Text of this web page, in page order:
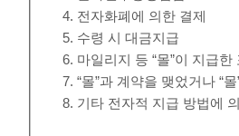
전자화폐에 의한 결제
수령 시 대금지급
마일리지 등 “몰”이 지급한
“몰”과 계약을 맺었거나 “
기타 전자적 지급 방법에